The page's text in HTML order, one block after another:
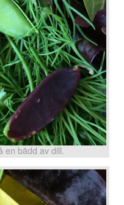
en bädd av dill.